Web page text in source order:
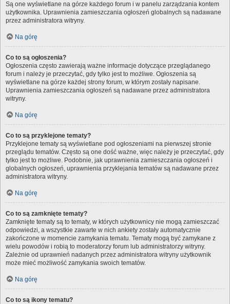
Są one wyświetlane na górze każdego forum i w panelu zarządzania kontem
użytkownika. Uprawnienia zamieszczania ogłoszeń globalnych są nadawane
przez administratora witryny.
Na górę
Co to są ogłoszenia?
Ogłoszenia często zawierają ważne informacje dotyczące przeglądanego
forum i należy je przeczytać, gdy tylko jest to możliwe. Ogłoszenia są
wyświetlane na górze każdej strony forum, w którym zostały napisane.
Uprawnienia zamieszczania ogłoszeń są nadawane przez administratora
witryny.
Na górę
Co to są przyklejone tematy?
Przyklejone tematy są wyświetlane pod ogłoszeniami na pierwszej stronie
przeglądu tematów. Często są one dość ważne, więc należy je przeczytać, gdy
tylko jest to możliwe. Podobnie, jak uprawnienia zamieszczania ogłoszeń i
globalnych ogłoszeń, uprawnienia przyklejania tematów są nadawane przez
administratora witryny.
Na górę
Co to są zamknięte tematy?
Zamknięte tematy są to tematy, w których użytkownicy nie mogą zamieszczać
odpowiedzi, a wszystkie zawarte w nich ankiety zostały automatycznie
zakończone w momencie zamykania tematu. Tematy mogą być zamykane z
wielu powodów i robią to moderatorzy forum lub administratorzy witryny.
Zależnie od uprawnień nadanych przez administratora witryny użytkownik
może mieć możliwość zamykania swoich tematów.
Na górę
Co to są ikony tematu?